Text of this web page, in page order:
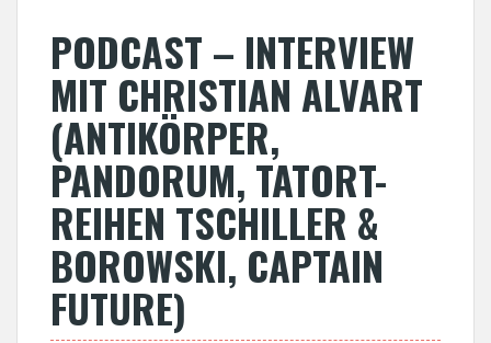
PODCAST – INTERVIEW
MIT CHRISTIAN ALVART
(ANTIKÖRPER,
PANDORUM, TATORT-
REIHEN TSCHILLER &
BOROWSKI, CAPTAIN
FUTURE)